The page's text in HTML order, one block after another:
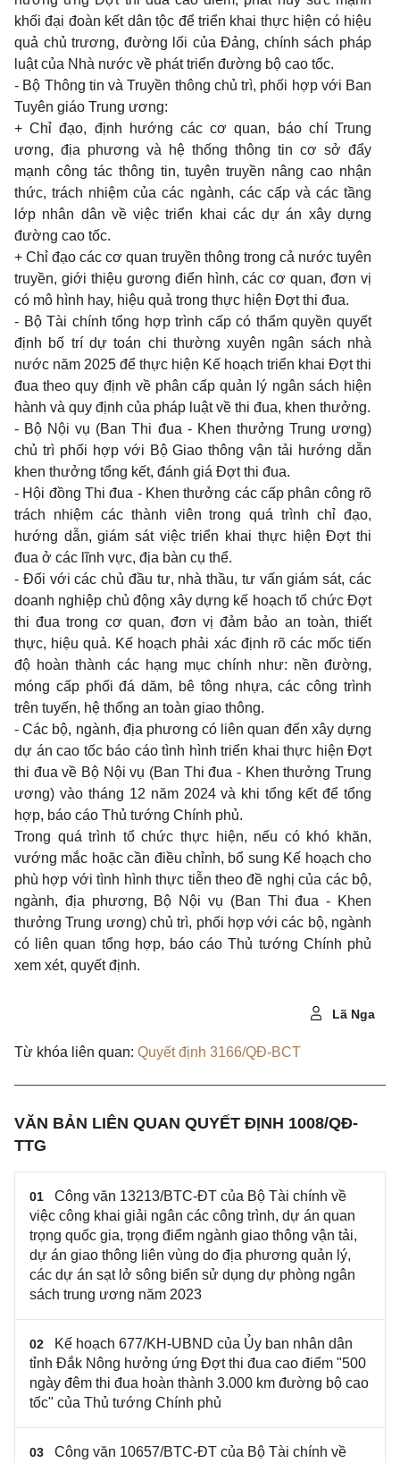
khối đại đoàn kết dân tộc để triển khai thực hiện có hiệu
quả chủ trương, đường lối của Đảng, chính sách pháp
luật của Nhà nước về phát triển đường bộ cao tốc.
- Bộ Thông tin và Truyền thông chủ trì, phối hợp với Ban
Tuyên giáo Trung ương:
+ Chỉ đạo, định hướng các cơ quan, báo chí Trung
ương, địa phương và hệ thống thông tin cơ sở đẩy
mạnh công tác thông tin, tuyên truyền nâng cao nhận
thức, trách nhiệm của các ngành, các cấp và các tầng
lớp nhân dân về việc triển khai các dự án xây dựng
đường cao tốc.
+ Chỉ đạo các cơ quan truyền thông trong cả nước tuyên
truyền, giới thiệu gương điển hình, các cơ quan, đơn vị
có mô hình hay, hiệu quả trong thực hiện Đợt thi đua.
- Bộ Tài chính tổng hợp trình cấp có thẩm quyền quyết
định bố trí dự toán chi thường xuyên ngân sách nhà
nước năm 2025 để thực hiện Kế hoạch triển khai Đợt thi
đua theo quy định về phân cấp quản lý ngân sách hiện
hành và quy định của pháp luật về thi đua, khen thưởng.
- Bộ Nội vụ (Ban Thi đua - Khen thưởng Trung ương)
chủ trì phối hợp với Bộ Giao thông vận tải hướng dẫn
khen thưởng tổng kết, đánh giá Đợt thi đua.
- Hội đồng Thi đua - Khen thưởng các cấp phân công rõ
trách nhiệm các thành viên trong quá trình chỉ đạo,
hướng dẫn, giám sát việc triển khai thực hiện Đợt thi
đua ở các lĩnh vực, địa bàn cụ thể.
- Đối với các chủ đầu tư, nhà thầu, tư vấn giám sát, các
doanh nghiệp chủ động xây dựng kế hoạch tổ chức Đợt
thi đua trong cơ quan, đơn vị đảm bảo an toàn, thiết
thực, hiệu quả. Kế hoạch phải xác định rõ các mốc tiến
độ hoàn thành các hạng mục chính như: nền đường,
móng cấp phối đá dăm, bê tông nhựa, các công trình
trên tuyến, hệ thống an toàn giao thông.
- Các bộ, ngành, địa phương có liên quan đến xây dựng
dự án cao tốc báo cáo tình hình triển khai thực hiện Đợt
thi đua về Bộ Nội vụ (Ban Thi đua - Khen thưởng Trung
ương) vào tháng 12 năm 2024 và khi tổng kết để tổng
hợp, báo cáo Thủ tướng Chính phủ.
Trong quá trình tổ chức thực hiện, nếu có khó khăn,
vướng mắc hoặc cần điều chỉnh, bổ sung Kế hoạch cho
phù hợp với tình hình thực tiễn theo đề nghị của các bộ,
ngành, địa phương, Bộ Nội vụ (Ban Thi đua - Khen
thưởng Trung ương) chủ trì, phối hợp với các bộ, ngành
có liên quan tổng hợp, báo cáo Thủ tướng Chính phủ
xem xét, quyết định.
Lã Nga
Từ khóa liên quan: Quyết định 3166/QĐ-BCT
VĂN BẢN LIÊN QUAN QUYẾT ĐỊNH 1008/QĐ-
TTG
01
Công văn 13213/BTC-ĐT của Bộ Tài chính về
việc công khai giải ngân các công trình, dự án quan
trọng quốc gia, trọng điểm ngành giao thông vận tải,
dự án giao thông liên vùng do địa phương quản lý,
các dự án sạt lở sông biển sử dụng dự phòng ngân
sách trung ương năm 2023
02
Kế hoạch 677/KH-UBND của Ủy ban nhân dân
tỉnh Đắk Nông hưởng ứng Đợt thi đua cao điểm "500
ngày đêm thi đua hoàn thành 3.000 km đường bộ cao
tốc" của Thủ tướng Chính phủ
03 Công văn 10657/BTC-ĐT của Bộ Tài chính về